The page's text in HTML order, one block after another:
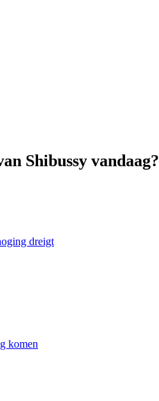
Shibussy vandaag?
dreigt
komen